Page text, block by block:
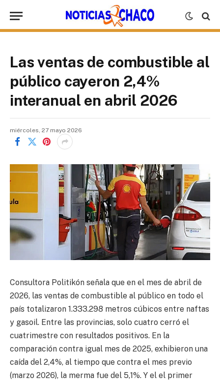
Las ventas de combustible al
público cayeron 2,4%
interanual en abril 2026
miércoles, 27 mayo 2026
Consultora Politikón señala que en el mes de abril de
2026, las ventas de combustible al público en todo el
país totalizaron 1.333.298 metros cúbicos entre naftas
y gasoil. Entre las provincias, solo cuatro cerró el
cuatrimestre con resultados positivos. En la
comparación contra igual mes de 2025, exhibieron una
caída del 2,4%, al tiempo que contra el mes previo
(marzo 2026), la merma fue del 5,1%. Y el el primer